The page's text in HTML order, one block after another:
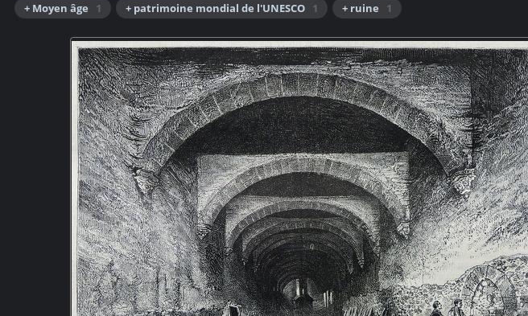
+ Moyen âge
1 + patrimoine mondial de l'UNESCO 1 + ruine 1